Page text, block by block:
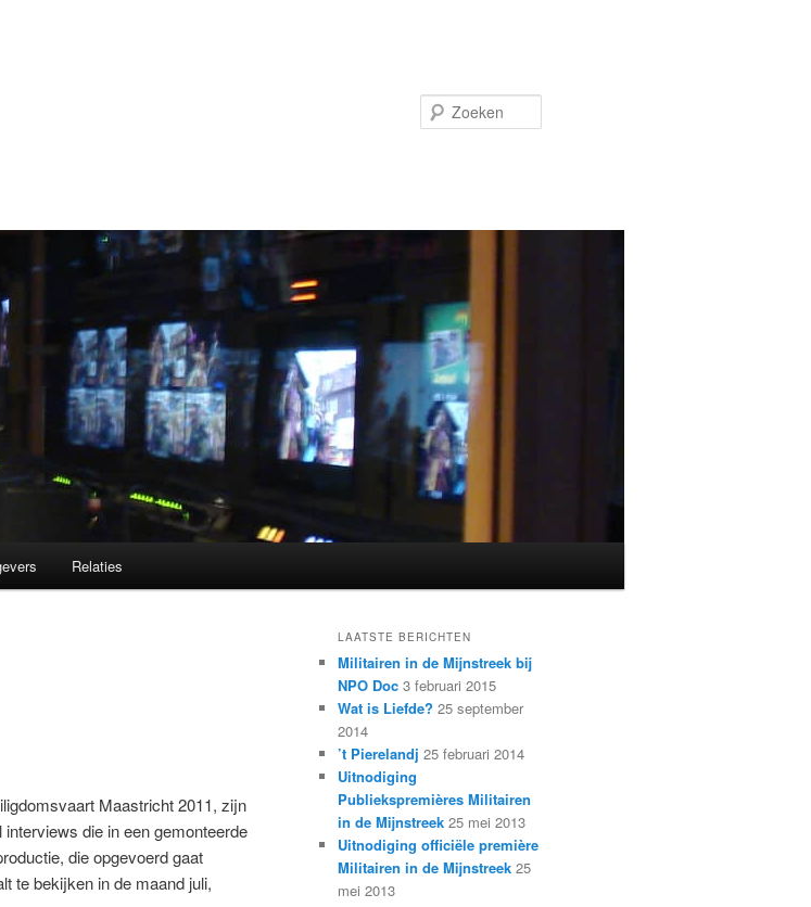
Relaties
Maastricht 2011, zijn
die in een gemonteerde
die opgevoerd gaat
te bekijken in de maand juli,
LAATSTE BERICHTEN
Militairen in de Mijnstreek bij
NPO Doc 3 februari 2015
Wat is Liefde? 25 september
2014
’t Pierelandj 25 februari 2014
Uitnodiging
Publiekspremières Militairen
in de Mijnstreek 25 mei 2013
Uitnodiging officiële première
Militairen in de Mijnstreek 25
mei 2013